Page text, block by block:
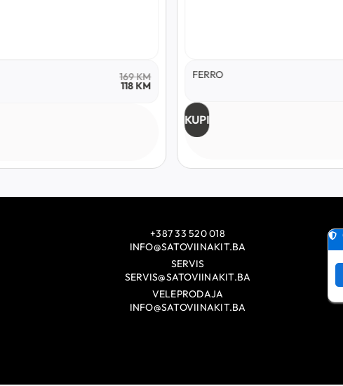
169KM
118 KM
FERRO
KUPI
+387 33 520 018
INFO@SATOVIINAKIT.BA
SERVIS
SERVIS@SATOVIINAKIT.BA
VELEPRODAJA
INFO@SATOVIINAKIT.BA